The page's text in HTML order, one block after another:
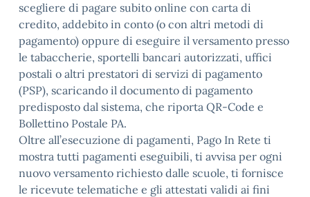
scegliere di pagare subito online con carta di
credito, addebito in conto (o con altri metodi di
pagamento) oppure di eseguire il versamento presso
le tabaccherie, sportelli bancari autorizzati, uffici
postali o altri prestatori di servizi di pagamento
(PSP), scaricando il documento di pagamento
predisposto dal sistema, che riporta QR-Code e
Bollettino Postale PA.
Oltre all’esecuzione di pagamenti, Pago In Rete ti
mostra tutti pagamenti eseguibili, ti avvisa per ogni
nuovo versamento richiesto dalle scuole, ti fornisce
le ricevute telematiche e gli attestati validi ai fini